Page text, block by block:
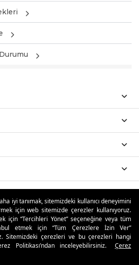
iyi tanımak, sitemizdeki kullanıcı deneyimini
için web sitemizde çerezler kullanıyoruz.
için “Tercihleri Yönet” seçeneğine veya tüm
etmek için “Tüm Çerezlere İzin Ver”
Sitemizdeki çerezleri ve bu çerezleri hangi
Politikası’ndan inceleyebilirsiniz.
Çerez
Avantajları